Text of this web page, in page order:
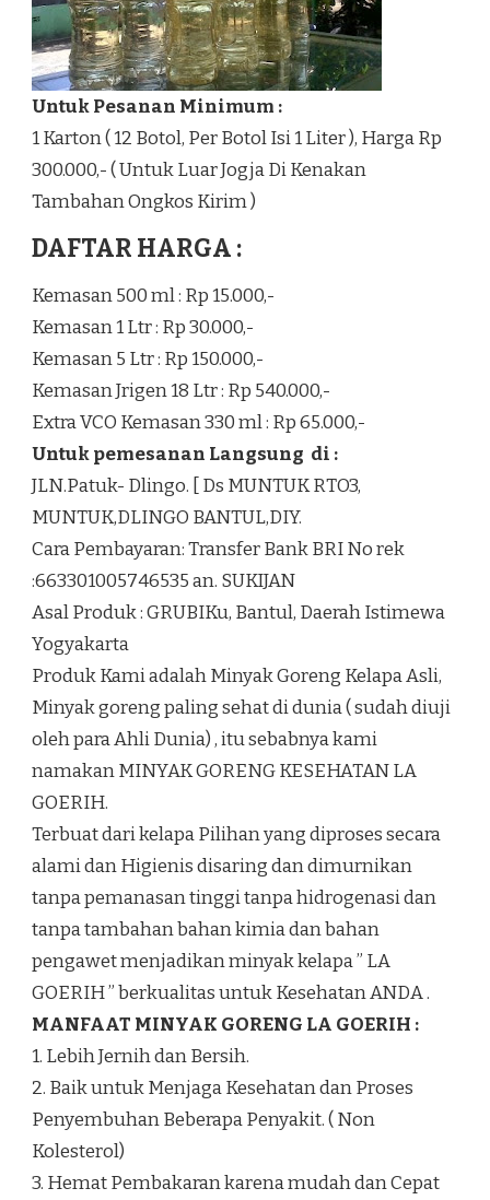
Untuk Pesanan Minimum :
1 Karton ( 12 Botol, Per Botol Isi 1 Liter ), Harga Rp
300.000,- ( Untuk Luar Jogja Di Kenakan
Tambahan Ongkos Kirim )
DAFTAR HARGA :
Kemasan 500 ml : Rp 15.000,-
Kemasan 1 Ltr : Rp 30.000,-
Kemasan 5 Ltr : Rp 150.000,-
Kemasan Jrigen 18 Ltr : Rp 540.000,-
Extra VCO Kemasan 330 ml : Rp 65.000,-
Untuk pemesanan Langsung di :
JLN.Patuk- Dlingo. [ Ds MUNTUK RTO3,
MUNTUK,DLINGO BANTUL,DIY.
Cara Pembayaran: Transfer Bank BRI No rek
:663301005746535 an. SUKIJAN
Asal Produk : GRUBIKu, Bantul, Daerah Istimewa
Yogyakarta
Produk Kami adalah Minyak Goreng Kelapa Asli,
Minyak goreng paling sehat di dunia ( sudah diuji
oleh para Ahli Dunia) , itu sebabnya kami
namakan MINYAK GORENG KESEHATAN LA
GOERIH.
Terbuat dari kelapa Pilihan yang diproses secara
alami dan Higienis disaring dan dimurnikan
tanpa pemanasan tinggi tanpa hidrogenasi dan
tanpa tambahan bahan kimia dan bahan
pengawet menjadikan minyak kelapa ” LA
GOERIH ” berkualitas untuk Kesehatan ANDA .
MANFAAT MINYAK GORENG LA GOERIH :
1. Lebih Jernih dan Bersih.
2. Baik untuk Menjaga Kesehatan dan Proses
Penyembuhan Beberapa Penyakit. ( Non
Kolesterol)
3. Hemat Pembakaran karena mudah dan Cepat